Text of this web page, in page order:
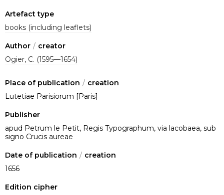
Artefact type
books (including leaflets)
Author / creator
Ogier, C. (1595—1654)
Place of publication / creation
Lutetiae Parisiorum [Paris]
Publisher
apud Petrum le Petit, Regis Typographum, via lacobaea, sub
signo Crucis aureae
Date of publication / creation
1656
Edition cipher